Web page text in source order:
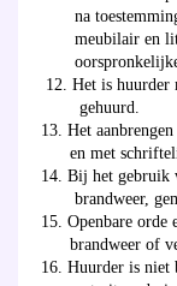
na toestemming
meubilair en
oorspronkelijke
12. Het is huurder
gehuurd.
13. Het
en met
14. Bij het gebruik
brandweer,
15. Openbare
brandweer of
16. Huurder is niet